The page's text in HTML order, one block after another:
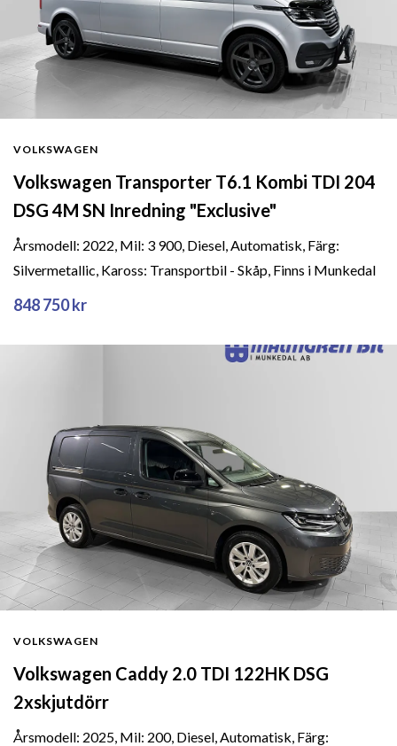
VOLKSWAGEN
Volkswagen Transporter T6.1 Kombi TDI 204
DSG 4M SN Inredning "Exclusive"
Årsmodell: 2022, Mil: 3 900, Diesel, Automatisk, Färg:
Silvermetallic, Kaross: Transportbil - Skåp, Finns i Munkedal
848 750 kr
VOLKSWAGEN
Volkswagen Caddy 2.0 TDI 122HK DSG
2xskjutdörr
Årsmodell: 2025, Mil: 200, Diesel, Automatisk, Färg: